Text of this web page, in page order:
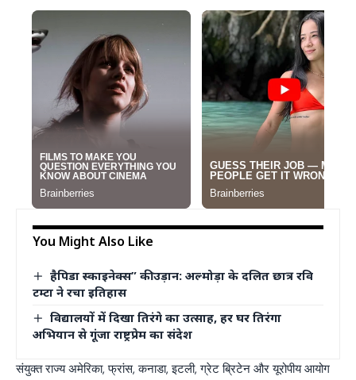
You Might Also Like
हैपिडा स्काइनेक्स” की उड़ान: अल्मोड़ा के दलित छात्र रवि
टम्टा ने रचा इतिहास
विद्यालयों में दिखा तिरंगे का उत्साह, हर घर तिरंगा
अभियान से गूंजा राष्ट्रप्रेम का संदेश
संयुक्त राज्य अमेरिका, फ्रांस, कनाडा, इटली, ग्रेट ब्रिटेन और यूरोपीय आयोग